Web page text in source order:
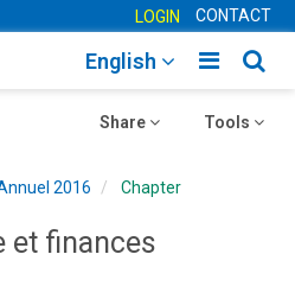
LOGIN CONTACT
Toggle
English
Toggle
Tools
Toggle
Share
2016 Chapter
et finances